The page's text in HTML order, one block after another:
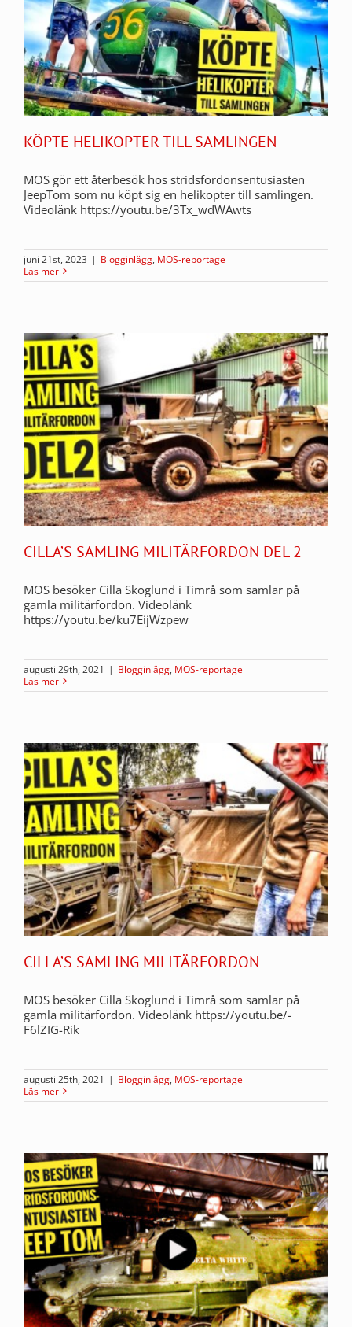
KÖPTE HELIKOPTER TILL SAMLINGEN
MOS gör ett återbesök hos stridsfordonsentusiasten
JeepTom som nu köpt sig en helikopter till samlingen.
Videolänk https://youtu.be/3Tx_wdWAwts
juni 21st, 2023 | Blogginlägg, MOS-reportage
Läs mer
CILLA’S SAMLING MILITÄRFORDON DEL 2
MOS besöker Cilla Skoglund i Timrå som samlar på
gamla militärfordon. Videolänk
https://youtu.be/ku7EijWzpew
augusti 29th, 2021 | Blogginlägg, MOS-reportage
Läs mer
CILLA’S SAMLING MILITÄRFORDON
MOS besöker Cilla Skoglund i Timrå som samlar på
gamla militärfordon. Videolänk https://youtu.be/-
F6lZIG-Rik
augusti 25th, 2021 | Blogginlägg, MOS-reportage
Läs mer